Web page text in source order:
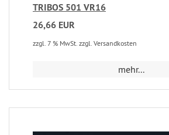
TRIBOS 501 VR16
26,66 EUR
zzgl. 7 % MwSt. zzgl. Versandkosten
mehr...